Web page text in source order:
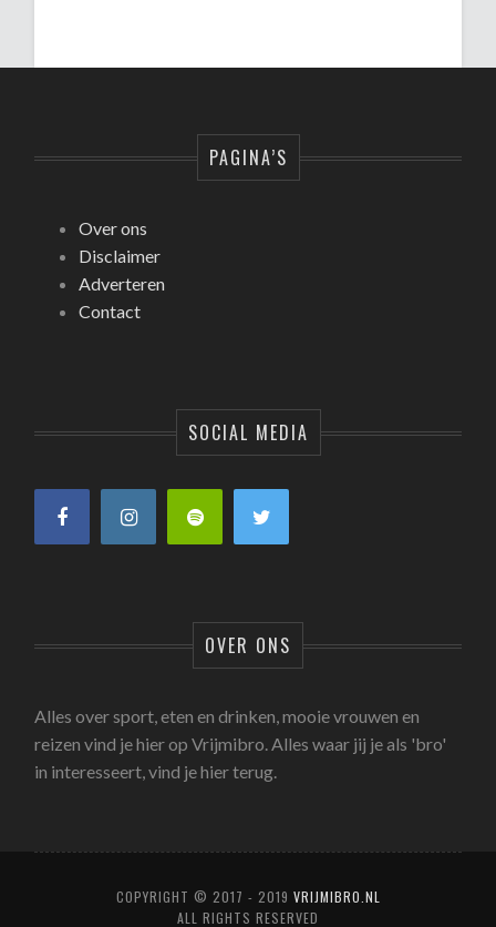
PAGINA’S
Over ons
Disclaimer
Adverteren
Contact
SOCIAL MEDIA
OVER ONS
Alles over sport, eten en drinken, mooie vrouwen en
reizen vind je hier op Vrijmibro. Alles waar jij je als 'bro'
in interesseert, vind je hier terug.
COPYRIGHT © 2017 - 2019 VRIJMIBRO.NL
ALL RIGHTS RESERVED